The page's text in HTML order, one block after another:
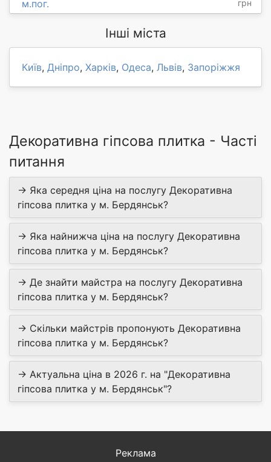
м.пог.
грн
Інші міста
Київ, Дніпро, Харків, Одеса, Львів, Запоріжжя
Декоративна гіпсова плитка - Часті
питання
→ Яка середня ціна на послугу Декоративна
гіпсова плитка у м. Бердянськ?
→ Яка найнижча ціна на послугу Декоративна
гіпсова плитка у м. Бердянськ?
→ Де знайти майстра на послугу Декоративна
гіпсова плитка у м. Бердянськ?
→ Скільки майстрів пропонують Декоративна
гіпсова плитка у м. Бердянськ?
→ Актуальна ціна в 2026 г. на "Декоративна
гіпсова плитка у м. Бердянськ"?
Реклама